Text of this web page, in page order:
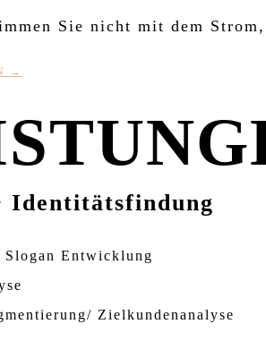
Sie nicht mit dem
→
Identitätsfindung
Slogan Entwicklung
Zielkundenanalyse